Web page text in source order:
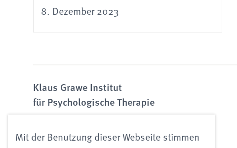
Mit der Benutzung dieser Webseite stimmen
8. Dezember 2023
Klaus Grawe Institut
für Psychologische Therapie